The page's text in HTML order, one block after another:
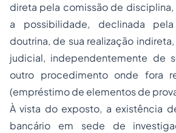
direta pela comissão de
a possibilidade, declinada
doutrina, de sua realização indireta
judicial, independentemente de
outro procedimento onde fora
(empréstimo de elementos de
À vista do exposto, a existência
bancário em sede de